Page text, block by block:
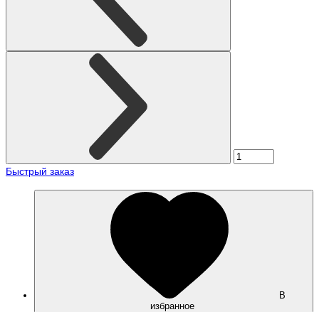
Быстрый заказ
В
избранное